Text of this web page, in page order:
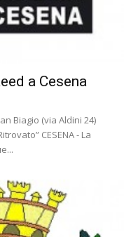
a Cesena
Biagio (via Aldini 24)
CESENA - La